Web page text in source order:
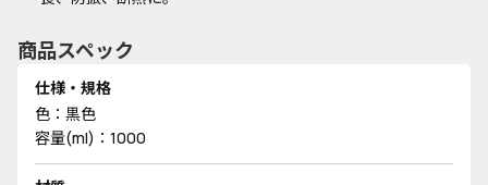
商品スペック
仕様・規格
色：黒色
容量(ml)：1000